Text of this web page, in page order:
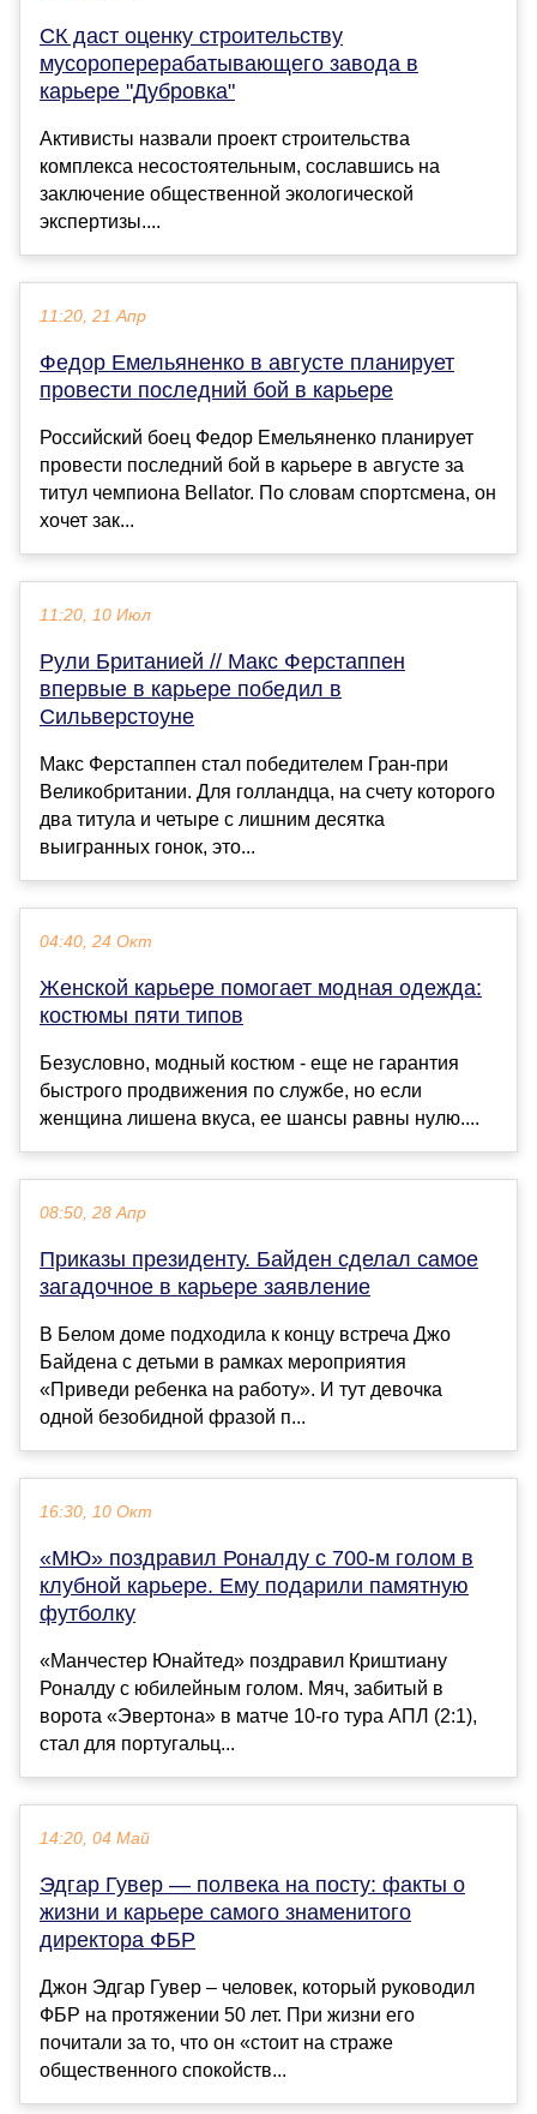
СК даст оценку строительству
мусороперерабатывающего завода в
карьере "Дубровка"
Активисты назвали проект строительства
комплекса несостоятельным, сославшись на
заключение общественной экологической
экспертизы....
11:20, 21 Апр
Федор Емельяненко в августе планирует
провести последний бой в карьере
Российский боец Федор Емельяненко планирует
провести последний бой в карьере в августе за
титул чемпиона Bellator. По словам спортсмена, он
хочет зак...
11:20, 10 Июл
Рули Британией // Макс Ферстаппен
впервые в карьере победил в
Сильверстоуне
Макс Ферстаппен стал победителем Гран-при
Великобритании. Для голландца, на счету которого
два титула и четыре с лишним десятка
выигранных гонок, это...
04:40, 24 Окт
Женской карьере помогает модная одежда:
костюмы пяти типов
Безусловно, модный костюм - еще не гарантия
быстрого продвижения по службе, но если
женщина лишена вкуса, ее шансы равны нулю....
08:50, 28 Апр
Приказы президенту. Байден сделал самое
загадочное в карьере заявление
В Белом доме подходила к концу встреча Джо
Байдена с детьми в рамках мероприятия
«Приведи ребенка на работу». И тут девочка
одной безобидной фразой п...
16:30, 10 Окт
«МЮ» поздравил Роналду с 700-м голом в
клубной карьере. Ему подарили памятную
футболку
«Манчестер Юнайтед» поздравил Криштиану
Роналду с юбилейным голом. Мяч, забитый в
ворота «Эвертона» в матче 10-го тура АПЛ (2:1),
стал для португальц...
14:20, 04 Май
Эдгар Гувер — полвека на посту: факты о
жизни и карьере самого знаменитого
директора ФБР
Джон Эдгар Гувер – человек, который руководил
ФБР на протяжении 50 лет. При жизни его
почитали за то, что он «стоит на страже
общественного спокойств...